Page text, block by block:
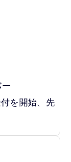
を開始、先